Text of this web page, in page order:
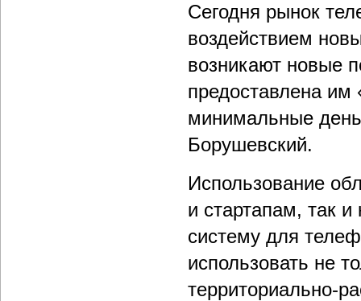
Сегодня рынок
воздействием
возникают новые
предоставлена им
минимальные
Борушевский.
Использование
и стартапам, так
систему для
использовать не
территориально-